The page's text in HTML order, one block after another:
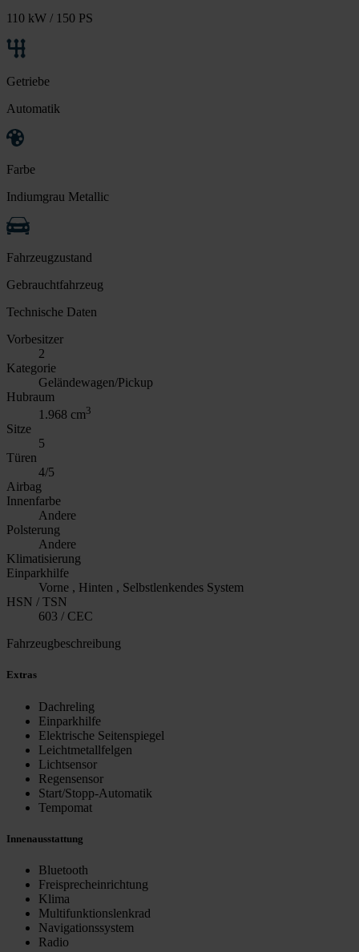
110 kW / 150 PS
Getriebe
Automatik
Farbe
Indiumgrau Metallic
Fahrzeugzustand
Gebrauchtfahrzeug
Technische Daten
Vorbesitzer
2
Kategorie
Geländewagen/Pickup
Hubraum
1.968 cm3
Sitze
5
Türen
4/5
Airbag
Innenfarbe
Andere
Polsterung
Andere
Klimatisierung
Einparkhilfe
Vorne , Hinten , Selbstlenkendes System
HSN / TSN
603 / CEC
Fahrzeugbeschreibung
Extras
Dachreling
Einparkhilfe
Elektrische Seitenspiegel
Leichtmetallfelgen
Lichtsensor
Regensensor
Start/Stopp-Automatik
Tempomat
Innenausstattung
Bluetooth
Freisprecheinrichtung
Klima
Multifunktionslenkrad
Navigationssystem
Radio